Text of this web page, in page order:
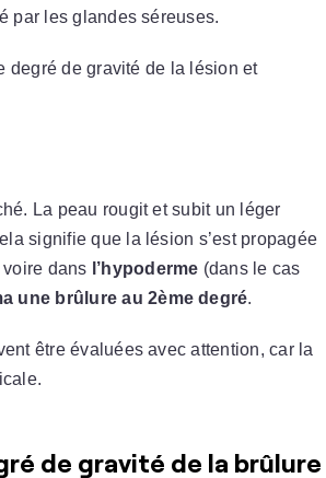
par les glandes séreuses.
degré de gravité de la lésion et
La peau rougit et subit un léger
signifie que la lésion s’est propagée
voire dans l’hypoderme (dans le cas
une brûlure au 2ème degré.
être évaluées avec attention, car la
de gravité de la brûlure